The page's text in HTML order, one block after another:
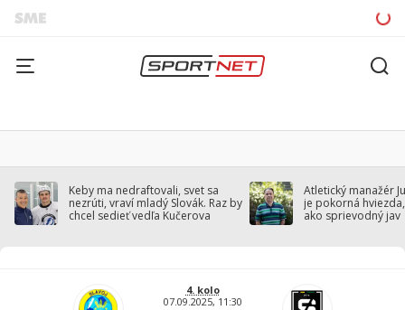
Keby ma nedraftovali, svet sa
nezrúti, vraví mladý Slovák. Raz by
chcel sedieť vedľa Kučerova
Atletický manažér
je pokorná
ako sprievodný jav
4. kolo
07.09.2025, 11:30